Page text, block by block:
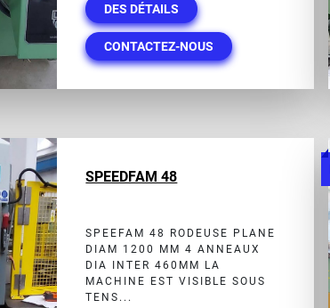
DES DÉTAILS
CONTACTEZ-NOUS
SPEEDFAM 48
SPEEFAM 48 RODEUSE PLANE
DIAM 1200 MM 4 ANNEAUX
DIA INTER 460MM LA
MACHINE EST VISIBLE SOUS
TENS...